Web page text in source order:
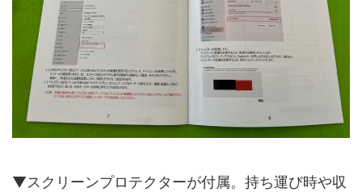
▼スクリーンプロテクターが付属。持ち運び時や収